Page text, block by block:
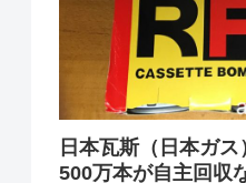
日本瓦斯（日本ガ
500万本が自主回収